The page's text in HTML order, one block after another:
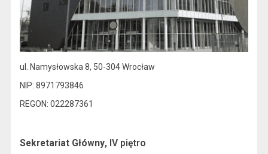
ul. Namysłowska 8, 50-304 Wrocław
NIP: 8971793846
REGON: 022287361
Sekretariat Główny, IV piętro